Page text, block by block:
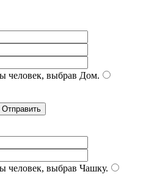
человек, выбрав Дом.
человек, выбрав Чашку.